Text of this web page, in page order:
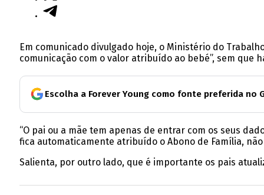
Em comunicado divulgado hoje, o Ministério do
comunicação com o valor atribuído ao bebé”, sem que
Escolha a Forever Young como fonte preferida no
“O pai ou a mãe tem apenas de entrar com os seus
fica automaticamente atribuído o Abono de Família,
Salienta, por outro lado, que é importante os pais